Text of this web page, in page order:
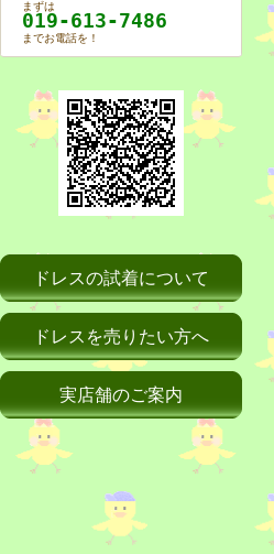
まずは
019-613-7486
までお電話を！
ドレスの試着について
ドレスを売りたい方へ
実店舗のご案内